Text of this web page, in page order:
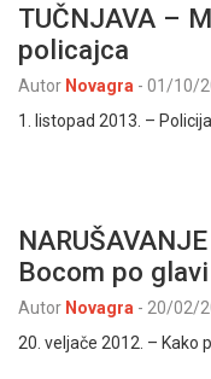
TUČNJAVA –
policajca
Autor Novagra - 01/10/
1. listopad 2013. –
Bocom po glavi
Autor Novagra - 20/02/
20. veljače 2012. – Kako